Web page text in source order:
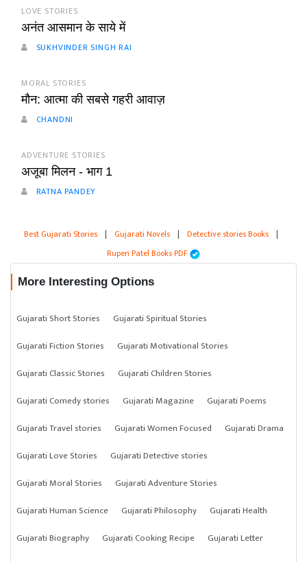
LOVE STORIES
अनंत आसमान के साये में
SUKHVINDER SINGH RAI
MORAL STORIES
मौन: आत्मा की सबसे गहरी आवाज़
CHANDNI
ADVENTURE STORIES
अजूबा मिलन - भाग 1
RATNA PANDEY
Best Gujarati Stories | Gujarati Novels | Detective stories Books |
Rupen Patel Books PDF
More Interesting Options
Gujarati Short Stories
Gujarati Spiritual Stories
Gujarati Fiction Stories
Gujarati Motivational Stories
Gujarati Classic Stories
Gujarati Children Stories
Gujarati Comedy stories
Gujarati Magazine
Gujarati Poems
Gujarati Travel stories
Gujarati Women Focused
Gujarati Drama
Gujarati Love Stories
Gujarati Detective stories
Gujarati Moral Stories
Gujarati Adventure Stories
Gujarati Human Science
Gujarati Philosophy
Gujarati Health
Gujarati Biography
Gujarati Cooking Recipe
Gujarati Letter